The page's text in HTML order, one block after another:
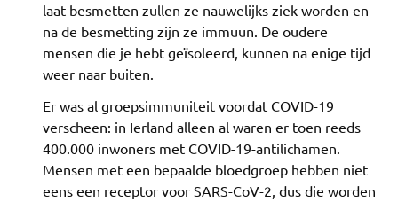
laat besmetten zullen ze nauwelijks ziek worden en
na de besmetting zijn ze immuun. De oudere
mensen die je hebt geïsoleerd, kunnen na enige tijd
weer naar buiten.
Er was al groepsimmuniteit voordat COVID-19
verscheen: in Ierland alleen al waren er toen reeds
400.000 inwoners met COVID-19-antilichamen.
Mensen met een bepaalde bloedgroep hebben niet
eens een receptor voor SARS-CoV-2, dus die worden